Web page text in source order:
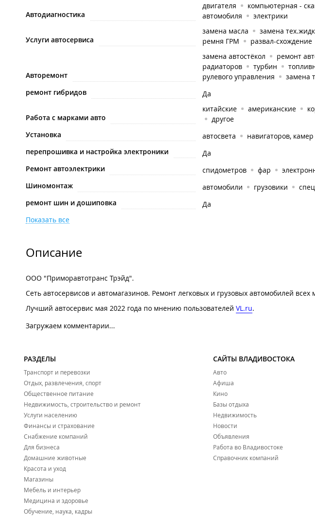
Автодиагностика
двигателя компьютерная -
автомобиля
электрики
Услуги автосервиса
замена масла замена
ремня ГРМ
развал-схождение
Авторемонт
замена автостёкол ремонт
радиаторов
турбин
рулевого управления
замена
ремонт гибридов
Да
Работа с марками авто
китайские американские
другое
Установка
автосвета
навигаторов, камер
перепрошивка и настройка электроники
Да
Ремонт автоэлектрики
спидометров фар
Шиномонтаж
автомобили грузовики
ремонт шин и дошиповка
Да
Показать все
Описание
ООО "Приморавтотранс Трэйд".
Сеть автосервисов и автомагазинов. Ремонт легковых и грузовых автомобилей всех
Лучший автосервис мая 2022 года по мнению пользователей VL.ru.
Загружаем комментарии...
РАЗДЕЛЫ
Транспорт и перевозки
Отдых, развлечения, спорт
Общественное питание
Недвижимость, строительство и ремонт
Услуги населению
Финансы и страхование
Снабжение компаний
Для бизнеса
Домашние животные
Красота и уход
Магазины
Мебель и интерьер
Медицина и здоровье
Обучение, наука, кадры
САЙТЫ ВЛАДИВОСТОКА
Авто
Афиша
Кино
Базы отдыха
Недвижимость
Новости
Объявления
Работа во Владивостоке
Справочник компаний